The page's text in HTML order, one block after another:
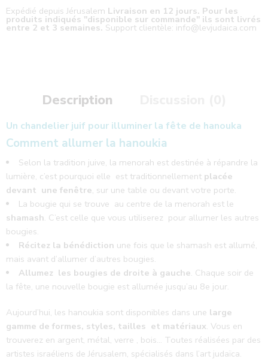
Expédié depuis Jérusalem Livraison en 12 jours. Pour les
produits indiqués "disponible sur commande" ils sont livrés
entre 2 et 3 semaines. Support clientèle: info@levjudaica.com
Description
Un chandelier juif pour illuminer la fête de hanouka
Comment allumer la hanoukia
Selon la tradition juive, la menorah est destinée à répandre la
lumière, c’est pourquoi elle est traditionnellement placée
devant une fenêtre, sur une table ou devant votre porte.
La bougie qui se trouve au centre de la menorah est le
shamash. C’est celle que vous utiliserez pour allumer les autres
bougies.
Récitez la bénédiction une fois que le shamash est allumé,
mais avant d’allumer d’autres bougies.
Allumez les bougies de droite à gauche. Chaque soir de
la fête, une nouvelle bougie est allumée jusqu’au 8e jour.
Aujourd’hui, les hanoukia sont disponibles dans une large
gamme de formes, styles, tailles et matériaux. Vous en
trouverez en argent, métal, verre , bois… Toutes réalisées par des
artistes israéliens de Jérusalem, spécialisés dans l’art judaïca.